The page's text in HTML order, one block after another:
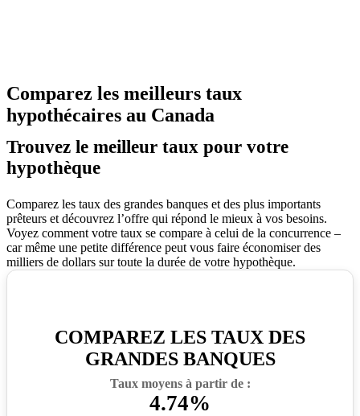
Comparez les meilleurs taux
hypothécaires au Canada
Trouvez le meilleur taux pour votre
hypothèque
Comparez les taux des grandes banques et des plus importants
prêteurs et découvrez l’offre qui répond le mieux à vos besoins.
Voyez comment votre taux se compare à celui de la concurrence –
car même une petite différence peut vous faire économiser des
milliers de dollars sur toute la durée de votre hypothèque.
COMPAREZ LES TAUX DES
GRANDES BANQUES
Taux moyens à partir de :
4.74%